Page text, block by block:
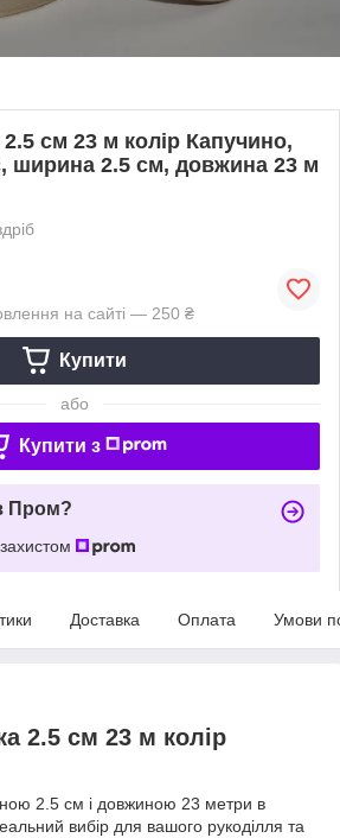
2.5 см 23 м колір Капучино,
ширина 2.5 см, довжина 23 м
на сайті — 250 ₴
Купити
або
Купити з
Пром?
Доставка Оплата Умови
2.5 см 23 м колір
2.5 см і довжиною 23 метри в
вибір для вашого рукоділля та